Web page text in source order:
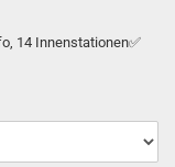
14 Innenstationen✅